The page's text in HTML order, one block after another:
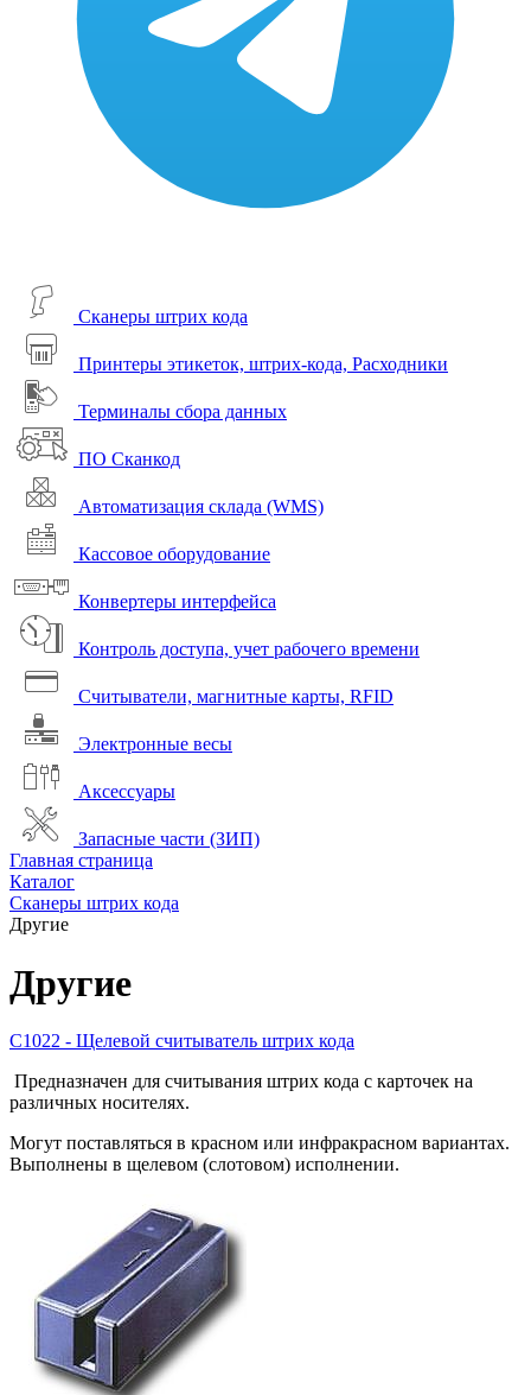
Сканеры штрих кода
Принтеры этикеток, штрих-кода, Расходники
Терминалы сбора данных
ПО Сканкод
Автоматизация склада (WMS)
Кассовое оборудование
Конвертеры интерфейса
Контроль доступа, учет рабочего времени
Считыватели, магнитные карты, RFID
Электронные весы
Аксессуары
Запасные части (ЗИП)
Главная страница
Каталог
Сканеры штрих кода
Другие
Другие
С1022 - Щелевой считыватель штрих кода
Предназначен для считывания штрих кода с карточек на
различных носителях.
Могут поставляться в красном или инфракрасном вариантах.
Выполнены в щелевом (слотовом) исполнении.